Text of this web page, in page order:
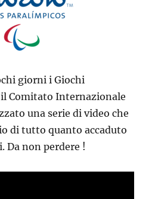
giorni i Giochi
Comitato Internazionale
una serie di video che
di tutto quanto accaduto
Da non perdere !